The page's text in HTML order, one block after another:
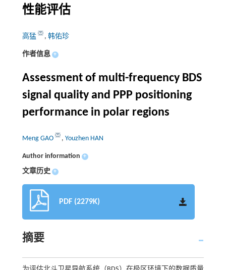
性能评估
高猛 , 韩佑珍
作者信息 +
Assessment of multi-frequency BDS
signal quality and PPP positioning
performance in polar regions
Meng GAO , Youzhen HAN
Author information +
文章历史 +
PDF (2279K)
摘要